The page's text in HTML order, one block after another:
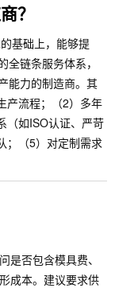
？
基础上，能够提
链条服务体系，
能力的制造商。其
产流程；（2）多年
（如ISO认证、严苛
；（5）对定制需求
是否包含模具费、
成本。建议要求供